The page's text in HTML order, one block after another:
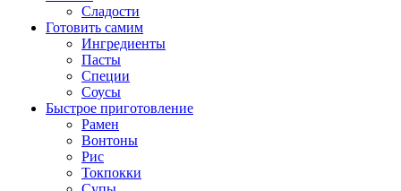
Сладости
Готовить самим
Ингредиенты
Пасты
Специи
Соусы
Быстрое приготовление
Рамен
Вонтоны
Рис
Токпокки